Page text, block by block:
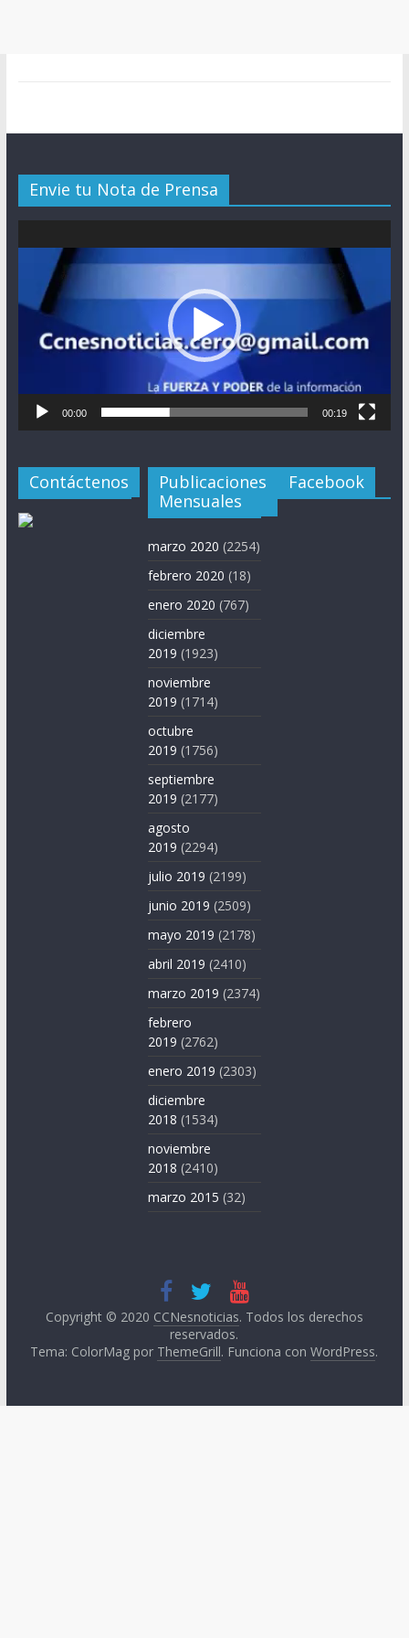
Envie tu Nota de Prensa
de
00:00 00:19
Contáctenos
Publicaciones
Mensuales
marzo 2020 (2254)
febrero 2020 (18)
enero 2020 (767)
diciembre
2019 (1923)
noviembre
2019 (1714)
octubre
2019 (1756)
septiembre
2019 (2177)
agosto
2019 (2294)
julio 2019 (2199)
junio 2019 (2509)
mayo 2019 (2178)
abril 2019 (2410)
marzo 2019 (2374)
febrero
2019 (2762)
enero 2019 (2303)
diciembre
2018 (1534)
noviembre
2018 (2410)
marzo 2015 (32)
Facebook
Copyright © 2020 CCNesnoticias. Todos los derechos
reservados.
Tema: ColorMag por ThemeGrill. Funciona conWordPress.